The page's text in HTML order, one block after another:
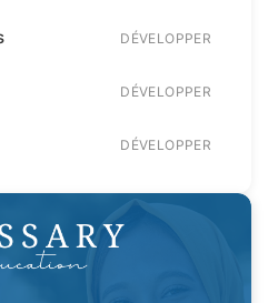
DÉVELOPPER
DÉVELOPPER
DÉVELOPPER